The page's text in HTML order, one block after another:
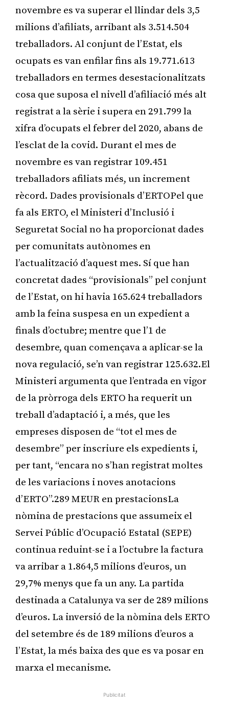
novembre es va superar el llindar dels 3,5
milions d’afiliats, arribant als 3.514.504
treballadors. Al conjunt de l’Estat, els
ocupats es van enfilar fins als 19.771.613
treballadors en termes desestacionalitzats
cosa que suposa el nivell d’afiliació més alt
registrat a la sèrie i supera en 291.799 la
xifra d’ocupats el febrer del 2020, abans de
l’esclat de la covid. Durant el mes de
novembre es van registrar 109.451
treballadors afiliats més, un increment
rècord. Dades provisionals d’ERTOPel que
fa als ERTO, el Ministeri d’Inclusió i
Seguretat Social no ha proporcionat dades
per comunitats autònomes en
l’actualització d’aquest mes. Sí que han
concretat dades “provisionals” pel conjunt
de l’Estat, on hi havia 165.624 treballadors
amb la feina suspesa en un expedient a
finals d’octubre; mentre que l’1 de
desembre, quan començava a aplicar-se la
nova regulació, se’n van registrar 125.632.El
Ministeri argumenta que l’entrada en vigor
de la pròrroga dels ERTO ha requerit un
treball d’adaptació i, a més, que les
empreses disposen de “tot el mes de
desembre” per inscriure els expedients i,
per tant, “encara no s’han registrat moltes
de les variacions i noves anotacions
d’ERTO”.289 MEUR en prestacionsLa
nòmina de prestacions que assumeix el
Servei Públic d’Ocupació Estatal (SEPE)
continua reduint-se i a l’octubre la factura
va arribar a 1.864,5 milions d’euros, un
29,7% menys que fa un any. La partida
destinada a Catalunya va ser de 289 milions
d’euros. La inversió de la nòmina dels ERTO
del setembre és de 189 milions d’euros a
l’Estat, la més baixa des que es va posar en
marxa el mecanisme.
Publicitat